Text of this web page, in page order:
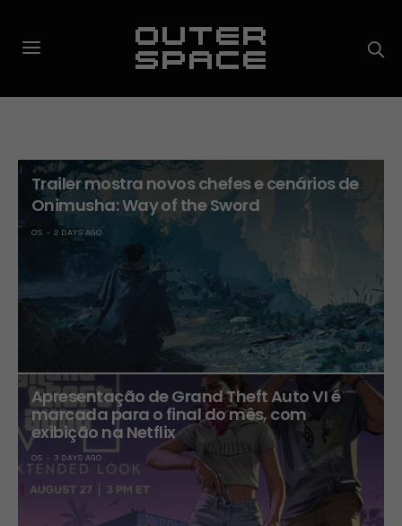
Trailer mostra novos chefes e cenários de
Onimusha: Way of the Sword
OS 2 DAYS AGO
Apresentação de Grand Theft Auto VI é
marcada para o final do mês, com
exibição na Netflix
OS 3 DAYS AGO